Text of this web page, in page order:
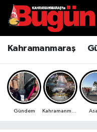
Kahramanmaraş
Gündem
Kahramanmaraş
Kahramanmaraş
Bilim ve Teknoloji
Çevre
Kahramanmaraş
Kahramanmaraş
Kahramanmaraş